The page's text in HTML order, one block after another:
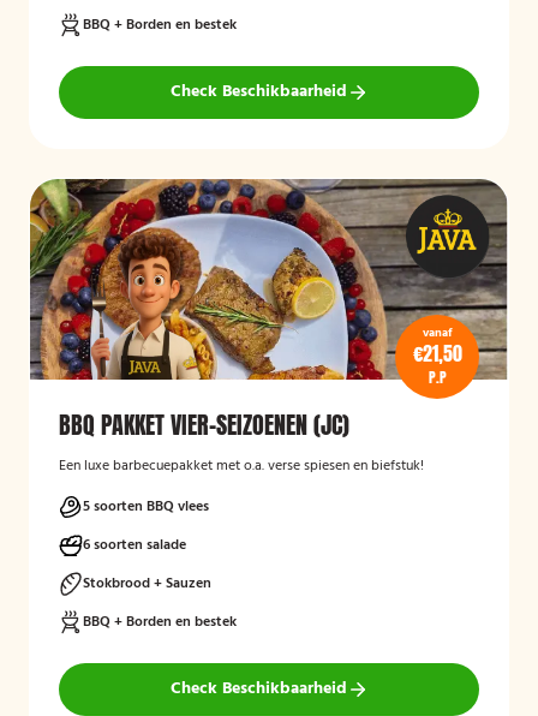
BBQ + Borden en bestek
Check Beschikbaarheid
vanaf
€21,50
P.P
BBQ PAKKET VIER-SEIZOENEN (JC)
Een luxe barbecuepakket met o.a. verse spiesen en biefstuk!
5 soorten BBQ vlees
6 soorten salade
Stokbrood + Sauzen
BBQ + Borden en bestek
Check Beschikbaarheid